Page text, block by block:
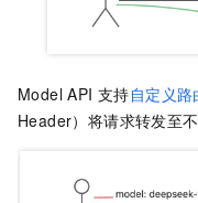
Model API 支持自定义路
Header）将请求转发至不